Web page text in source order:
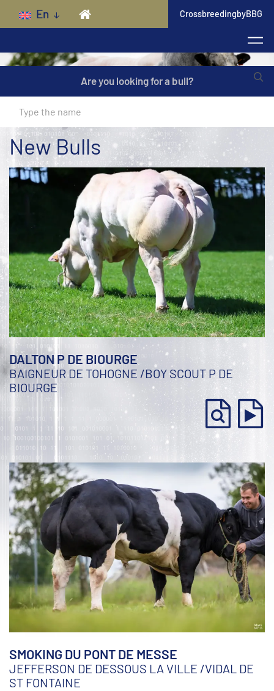
Skip to main content
En CrossbreedingbyBBG
Are you looking for a bull?
Meaty BB
New Bulls
DALTON P DE BIOURGE
BAIGNEUR DE TOHOGNE /BOY SCOUT P DE
BIOURGE
SMOKING DU PONT DE MESSE
JEFFERSON DE DESSOUS LA VILLE /VIDAL DE
ST FONTAINE